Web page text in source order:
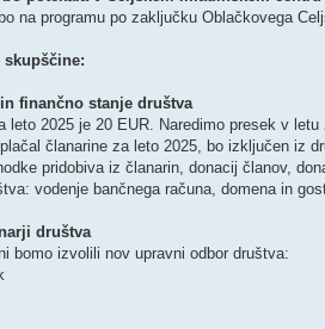
na programu po zaključku Oblačkovega
skupščine:
finančno stanje društva
leto 2025 je 20 EUR. Naredimo presek v
članarine za leto 2025, bo izključen iz
pridobiva iz članarin, donacij članov,
vodenje bančnega računa, domena in
društva
bomo izvolili nov upravni odbor društva: